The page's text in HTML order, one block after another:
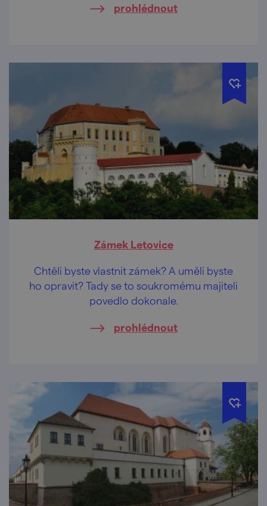
prohlédnout
Zámek Letovice
Chtěli byste vlastnit zámek? A uměli byste
ho opravit? Tady se to soukromému majiteli
povedlo dokonale.
prohlédnout